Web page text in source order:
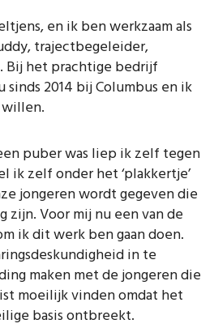
en ik ben werkzaam als
trajectbegeleider,
het prachtige bedrijf
sinds 2014 bij Columbus en ik
puber was liep ik zelf tegen
ik zelf onder het ‘plakkertje’
jongeren wordt gegeven die
zijn. Voor mij nu een van de
ik dit werk ben gaan doen.
in te
maken met de jongeren die
moeilijk vinden omdat het
basis ontbreekt.